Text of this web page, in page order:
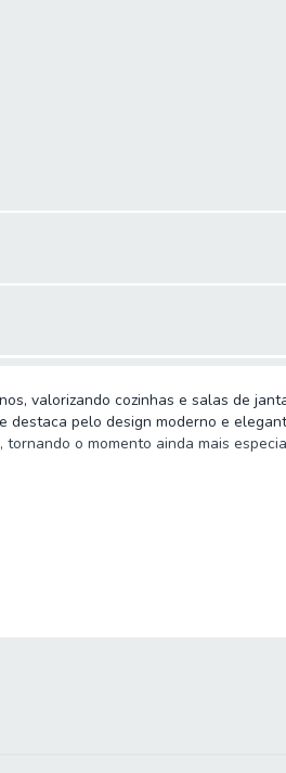
valorizando cozinhas e salas de
pelo design moderno e
o momento ainda mais